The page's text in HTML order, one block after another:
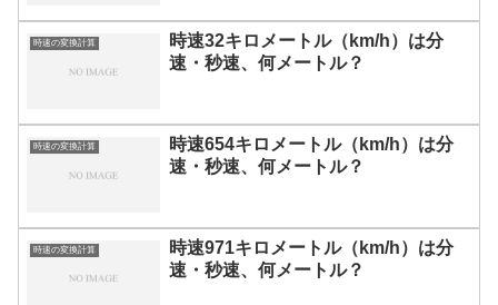
時速の変換計算
時速32キロメートル（km/h）は分
速・秒速、何メートル？
時速の変換計算
時速654キロメートル（km/h）は分
速・秒速、何メートル？
時速の変換計算
時速971キロメートル（km/h）は分
速・秒速、何メートル？